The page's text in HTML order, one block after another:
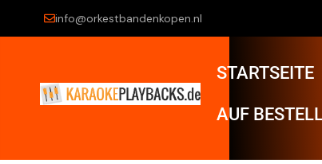
info@orkestbandenkopen.nl
STARTSEITE
AUF